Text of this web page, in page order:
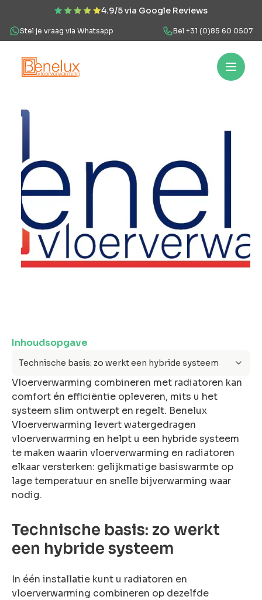
4.9/5 via Google Reviews
Stel je vraag via Whatsapp Bel +31 (0)85 60 0507
het?
Vloerverwarming
Projecten
Over
Offerte
Snel &
2 uur
reactie
advies?
probleem!
contact
ons op
Inhoudsopgave
Technische basis: zo werkt een hybride systeem
Vloerverwarming combineren met radiatoren kan
comfort én efficiëntie opleveren, mits u het
systeem slim ontwerpt en regelt. Benelux
Vloerverwarming levert watergedragen
vloerverwarming en helpt u een hybride systeem
te maken waarin vloerverwarming en radiatoren
elkaar versterken: gelijkmatige basiswarmte op
lage temperatuur en snelle bijverwarming waar
nodig.
Technische basis: zo werkt
een hybride systeem
In één installatie kunt u radiatoren en
vloerverwarming combineren op dezelfde